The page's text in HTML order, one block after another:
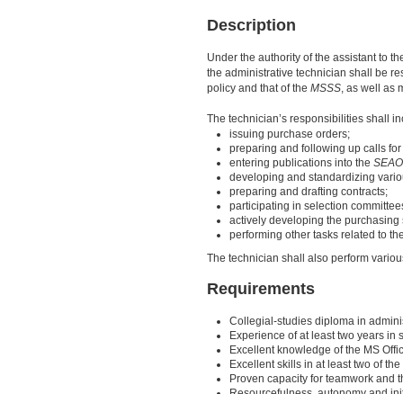
Description
Under the authority of the assistant to
the administrative technician shall be
policy and that of the MSSS, as well as
The technician’s responsibilities shall
issuing purchase orders;
preparing and following up calls
entering publications into the SEAO
developing and standardizing
preparing and drafting contracts;
participating in selection
actively developing the purchasing
performing other tasks related to
The technician shall also perform
Requirements
Collegial-studies diploma in
Experience of at least two years in
Excellent knowledge of the MS
Excellent skills in at least two of
Proven capacity for teamwork and